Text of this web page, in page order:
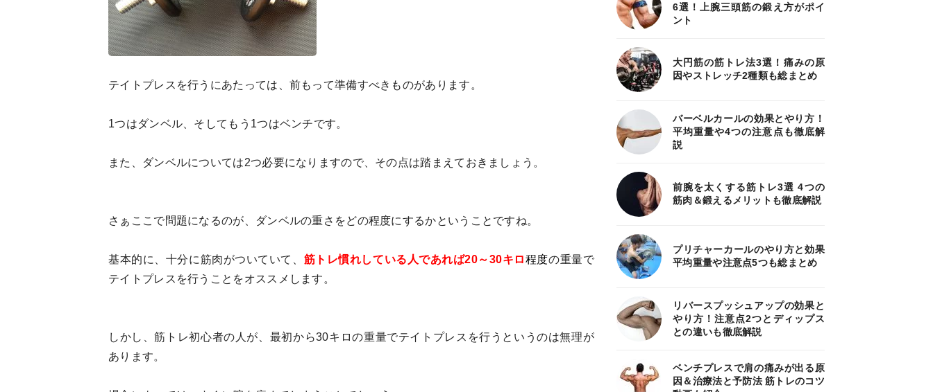
テイトプレスを行うにあたっては、前もって準備すべきものがあります。
1つはダンベル、そしてもう1つはベンチです。
また、ダンベルについては2つ必要になりますので、その点は踏まえておきましょう。
さぁここで問題になるのが、ダンベルの重さをどの程度にするかということですね。
基本的に、十分に筋肉がついていて、 筋トレ慣れしている人であれば20～30キロ程度の重量で
テイトプレスを行うことをオススメします。
しかし、筋トレ初心者の人が、最初から30キロの重量でテイトプレスを行うというのは無理が
あります。
6選！上腕三頭筋の鍛え方がポイ
ント
大円筋の筋トレ法3選！痛みの原
因やストレッチ2種類も総まとめ
バーベルカールの効果とやり方！
平均重量や4つの注意点も徹底解
説
前腕を太くする筋トレ3選 4つの
筋肉＆鍛えるメリットも徹底解説
プリチャーカールのやり方と効果
平均重量や注意点5つも総まとめ
リバースプッシュアップの効果と
やり方！注意点2つとディップス
との違いも徹底解説
ベンチプレスで肩の痛みが出る原
因＆治療法と予防法 筋トレのコツ